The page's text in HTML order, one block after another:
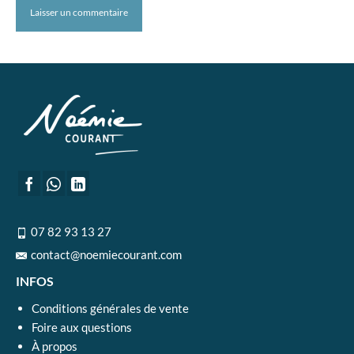
07 82 93 13 27
contact@noemiecourant.com
INFOS
Conditions générales de vente
Foire aux questions
À propos